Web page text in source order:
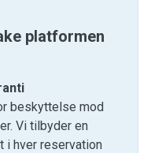
platformen
beskyttelse mod
Vi tilbyder en
i hver reservation